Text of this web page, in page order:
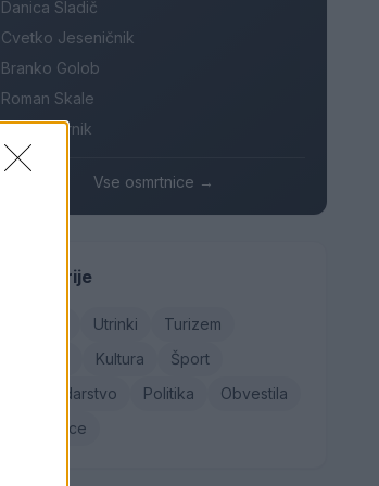
Danica Sladič
Cvetko Jeseničnik
Branko Golob
Roman Skale
Ivana Mernik
Vse osmrtnice →
Kategorije
Utrinki
Turizem
Kultura
Šport
Gospodarstvo
Politika
Obvestila
Osmrtnice